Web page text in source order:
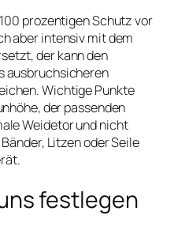
prozentigen Schutz vor
aber intensiv mit dem
der kann den
ausbruchsicheren
Wichtige Punkte
der passenden
Weidetor und nicht
Litzen oder Seile
festlegen